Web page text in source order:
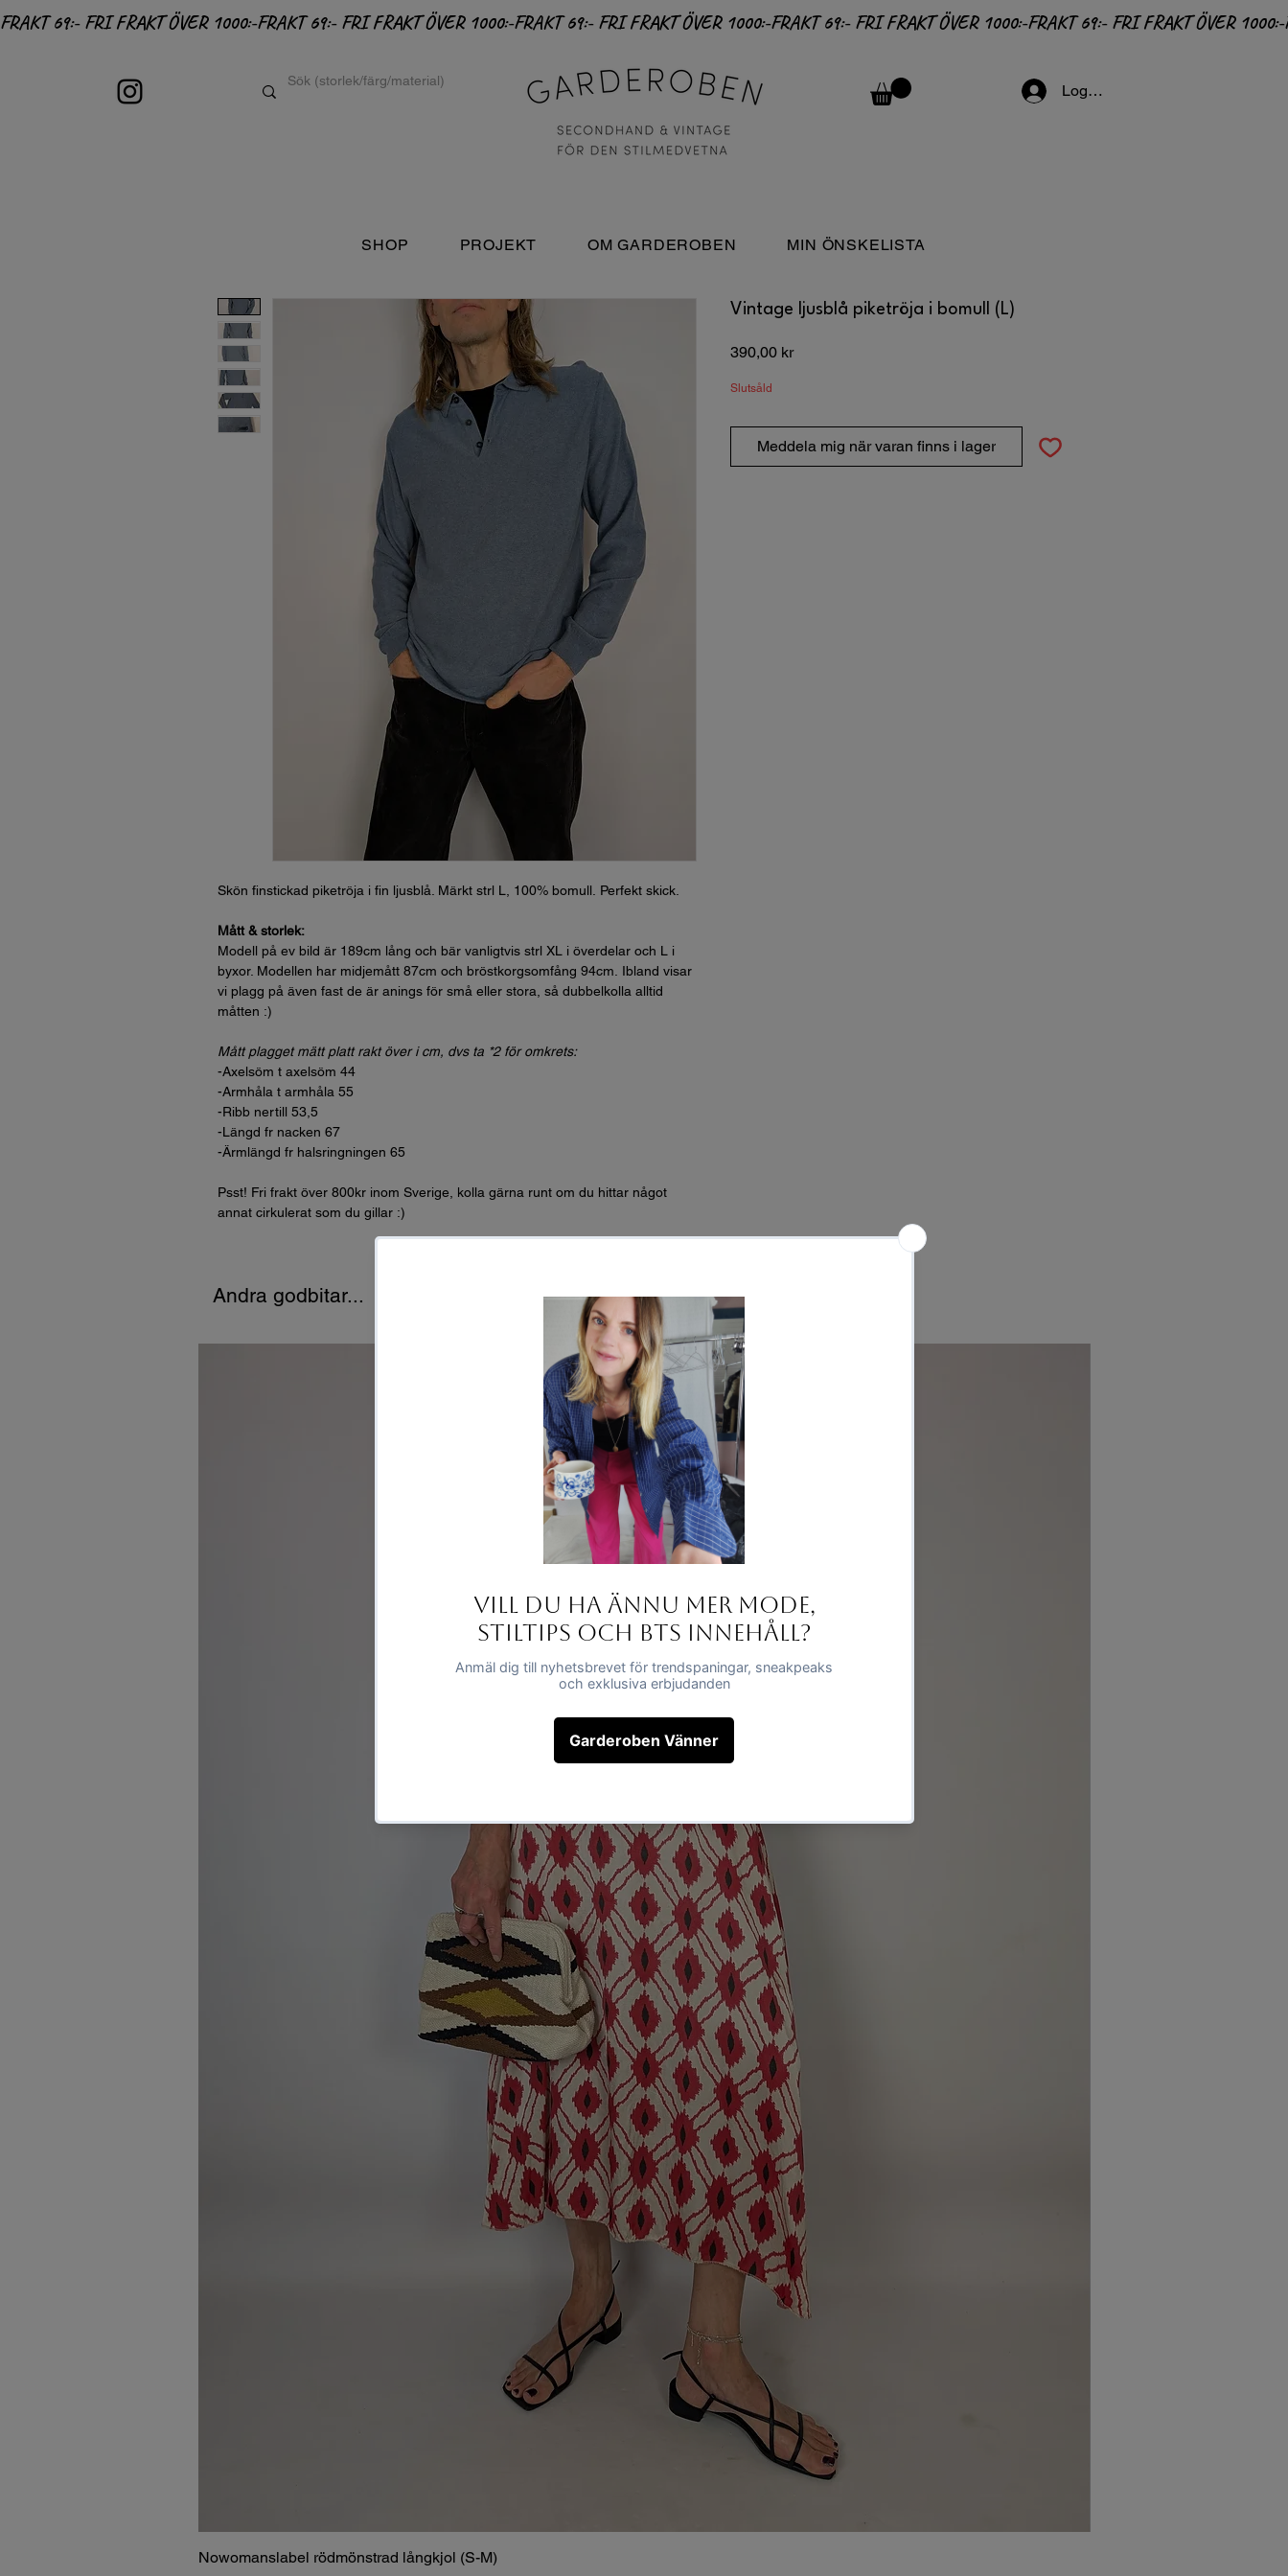
FRAKT 69:- FRI FRAKT ÖVER 1000:-
Logga in
SHOP PROJEKT OM GARDEROBEN MIN ÖNSKELISTA
Skön finstickad piketröja i fin ljusblå. Märkt strl L, 100% bomull. Perfekt skick.
Mått & storlek:
Modell på ev bild är 189cm lång och bär vanligtvis strl XL i överdelar och L i
byxor. Modellen har midjemått 87cm och bröstkorgsomfång 94cm. Ibland visar
vi plagg på även fast de är anings för små eller stora, så dubbelkolla alltid
måtten :)
Mått plagget mätt platt rakt över i cm, dvs ta *2 för omkrets:
-Axelsöm t axelsöm 44
-Armhåla t armhåla 55
-Ribb nertill 53,5
-Längd fr nacken 67
-Ärmlängd fr halsringningen 65
Psst! Fri frakt över 800kr inom Sverige, kolla gärna runt om du hittar något
annat cirkulerat som du gillar :)
Vintage ljusblå piketröja i bomull (L)
390,00 krPris
Slutsåld
Meddela mig när varan finns i lager
Andra godbitar...
Nowomanslabel rödmönstrad långkjol (S-M)